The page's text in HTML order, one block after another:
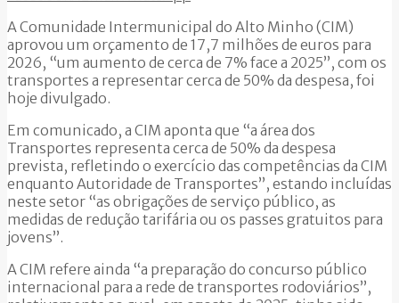
A Comunidade Intermunicipal do Alto Minho (CIM)
aprovou um orçamento de 17,7 milhões de euros para
2026, “um aumento de cerca de 7% face a 2025”, com os
transportes a representar cerca de 50% da despesa, foi
hoje divulgado.
Em comunicado, a CIM aponta que “a área dos
Transportes representa cerca de 50% da despesa
prevista, refletindo o exercício das competências da CIM
enquanto Autoridade de Transportes”, estando incluídas
neste setor “as obrigações de serviço público, as
medidas de redução tarifária ou os passes gratuitos para
jovens”.
A CIM refere ainda “a preparação do concurso público
internacional para a rede de transportes rodoviários”,